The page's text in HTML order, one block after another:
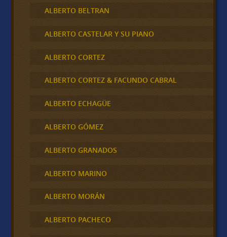
ALBERTO BELTRAN
ALBERTO CASTELAR Y SU PIANO
ALBERTO CORTEZ
ALBERTO CORTEZ & FACUNDO CABRAL
ALBERTO ECHAGÜE
ALBERTO GÓMEZ
ALBERTO GRANADOS
ALBERTO MARINO
ALBERTO MORÁN
ALBERTO PACHECO